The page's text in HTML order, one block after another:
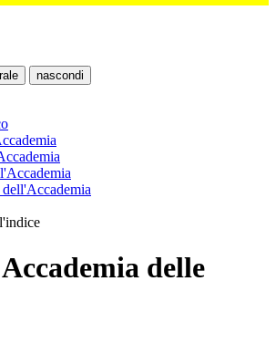
nascondi
delle